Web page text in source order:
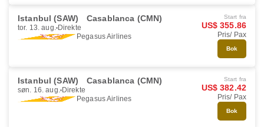
Istanbul (SAW) Casablanca (CMN)
tor. 13. aug. Direkte
Pegasus Airlines
Start fra
US$ 355.86
Pris/ Pax
Bok
Istanbul (SAW) Casablanca (CMN)
søn. 16. aug. Direkte
Pegasus Airlines
Start fra
US$ 382.42
Pris/ Pax
Bok